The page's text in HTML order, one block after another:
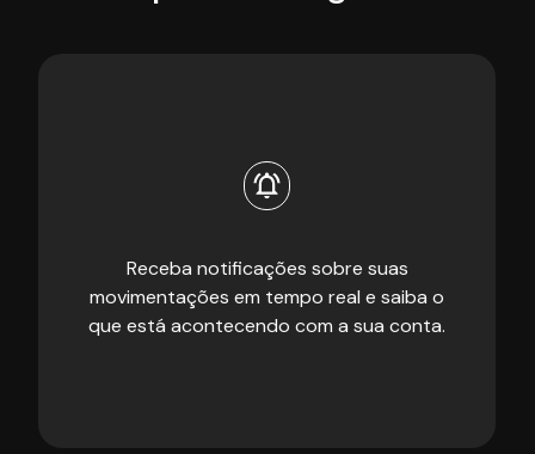
Receba notificações sobre suas
movimentações em tempo real e saiba o
que está acontecendo com a sua conta.